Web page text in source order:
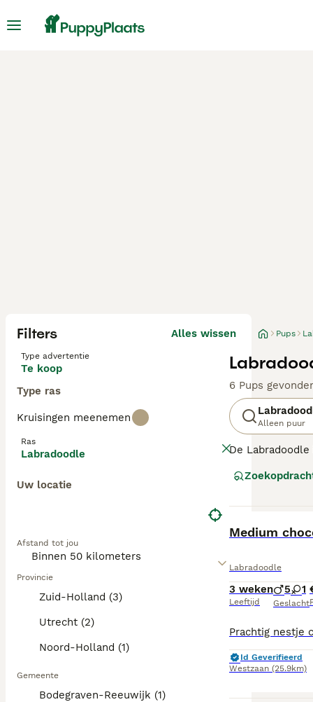
Filters Alles wissen
Type advertentie
Te koop
Type ras
Kruisingen meenemen
Ras
Labradoodle
Uw locatie
Afstand tot jou
Provincie
Zuid-Holland (3)
Utrecht (2)
Noord-Holland (1)
Gemeente
Bodegraven-Reeuwijk (1)
Pups
6 Pups
Alleen puur
De
kruising met
hypoallergene,
Verkrijgbaar in
Labradoodles
hulphonden.
trainbaar zijn
professionele
beweging
vriendelijke
Medium
Labradoodle
3 weken
Leeftijd
5 1
Geslacht
Id Geverifieerd
Westzaan (25.9km)